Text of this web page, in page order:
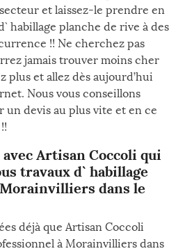
et laissez-le prendre en
habillage planche de rive à des
!! Ne cherchez pas
jamais trouver moins cher
plus et allez dès aujourd’hui
Nous vous conseillons
un devis au plus vite et en ce
Artisan Coccoli qui
travaux d` habillage
dans le
déjà que Artisan Coccoli
à Morainvilliers dans